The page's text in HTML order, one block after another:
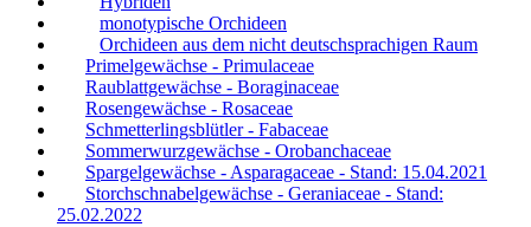
monotypische Orchideen
Orchideen aus dem nicht deutschsprachigen Raum
Primelgewächse - Primulaceae
Raublattgewächse - Boraginaceae
Rosengewächse - Rosaceae
Schmetterlingsblütler - Fabaceae
Sommerwurzgewächse - Orobanchaceae
Spargelgewächse - Asparagaceae - Stand: 15.04.2021
Storchschnabelgewächse - Geraniaceae - Stand:
25.02.2022